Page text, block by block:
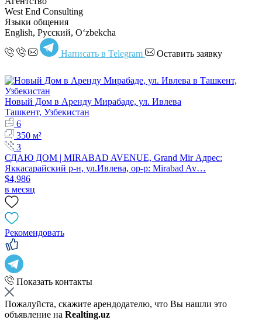
West End Consulting
Языки общения
English, Русский, Oʻzbekcha
Написать в Telegram Оставить заявку
Новый Дом в Аренду Мирабаде, ул. Ивлева
Ташкент, Узбекистан
6
350 м²
3
СДАЮ ДОМ | MIRABAD AVENUE, Grand Mir Адрес:
Яккасарайский р-н, ул.Ивлева, ор-р: Mirabad Av…
$4,986
в месяц
Рекомендовать
Показать контакты
Пожалуйста, скажите арендодателю, что Вы нашли это
объявление на Realting.uz